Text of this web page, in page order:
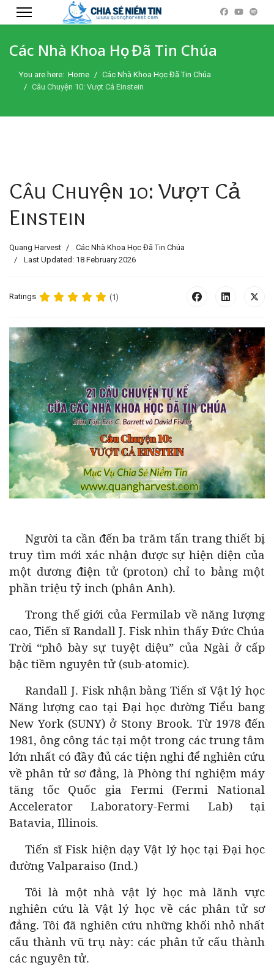
Các Nhà Khoa Học Đã Tin Chúa
You are here: Home
Các Nhà Khoa Học Đã Tin Chúa
Câu Chuyện 10: Vượt Cả Einstein
Câu Chuyện 10: Vượt Cả
Einstein
Quang Harvest
Các Nhà Khoa Học Đã Tin Chúa
Last Updated: 18 February 2026
Ratings (1)
Người ta cần đến ba trăm tấn trang thiết bị
truy tìm mới xác nhận được sự hiện diện của
một dương điện tử (proton) chỉ to bằng một
phần triệu tỷ inch (phân Anh).
Trong thế giới của Fermilab về năng lượng
cao, Tiến sĩ Randall J. Fisk nhìn thấy Đức Chúa
Trời “phô bày sự tuyệt diệu” của Ngài ở cấp
bậc tiềm nguyên tử (sub-atomic).
Randall J. Fisk nhận bằng Tiến sĩ Vật lý học
Năng lượng cao tại Đại học đường Tiểu bang
New York (SUNY) ở Stony Brook. Từ 1978 đến
1981, ông công tác tại một trong các trung tâm
lớn nhất có đầy đủ các tiện nghi để nghiên cứu
về phân tử sơ đẳng, là Phòng thí nghiệm máy
tăng tốc Quốc gia Fermi (Fermi National
Accelerator Laboratory-Fermi Lab) tại
Batavia, Illinois.
Tiến sĩ Fisk hiện dạy Vật lý học tại Đại học
đường Valparaiso (Ind.)
Tôi là một nhà vật lý học mà lãnh vực
nghiên cứu là Vật lý học về các phân tử sơ
đẳng. Tôi đã nghiên cứu những khối nhỏ nhất
cấu thành vũ trụ này: các phân tử cấu thành
các nguyên tử.